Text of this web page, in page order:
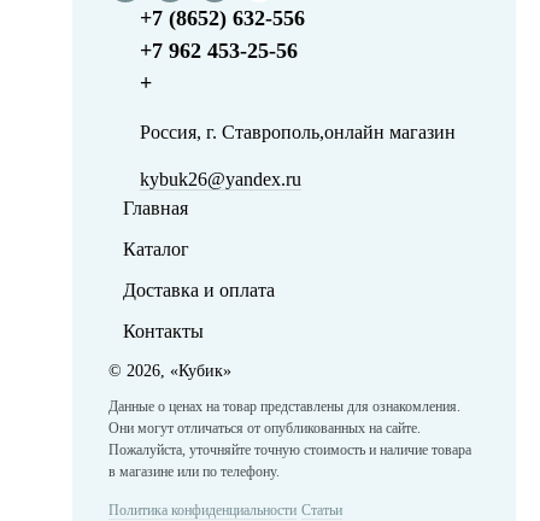
+7 (8652) 632-556
+7 962 453-25-56
+
Россия, г. Ставрополь,онлайн магазин
kybuk26@yandex.ru
Главная
Каталог
Доставка и оплата
Контакты
© 2026, «Кубик»
Данные о ценах на товар представлены для ознакомления.
Они могут отличаться от опубликованных на сайте.
Пожалуйста, уточняйте точную стоимость и наличие товара
в магазине или по телефону.
Политика конфиденциальности Статьи